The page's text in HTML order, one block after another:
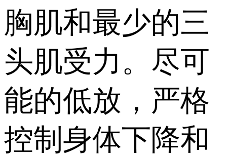
胸肌和最少的三
头肌受力。尽可
能的低放，严格
控制身体下降和